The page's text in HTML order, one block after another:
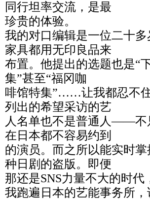
同行坦率交流，是最
珍贵的体验。
我的对口编辑是一位二十
家具都用无印良品来
布置。他提出的选题也是“
集”甚至“福冈咖
啡馆特集”……让我都忍不
列出的希望采访的艺
人名单也不是普通人——不
在日本都不容易约到
的演员。而之所以能实时
种日剧的盗版。即便
那还是SNS力量不大的时
我跑遍日本的艺能事务所